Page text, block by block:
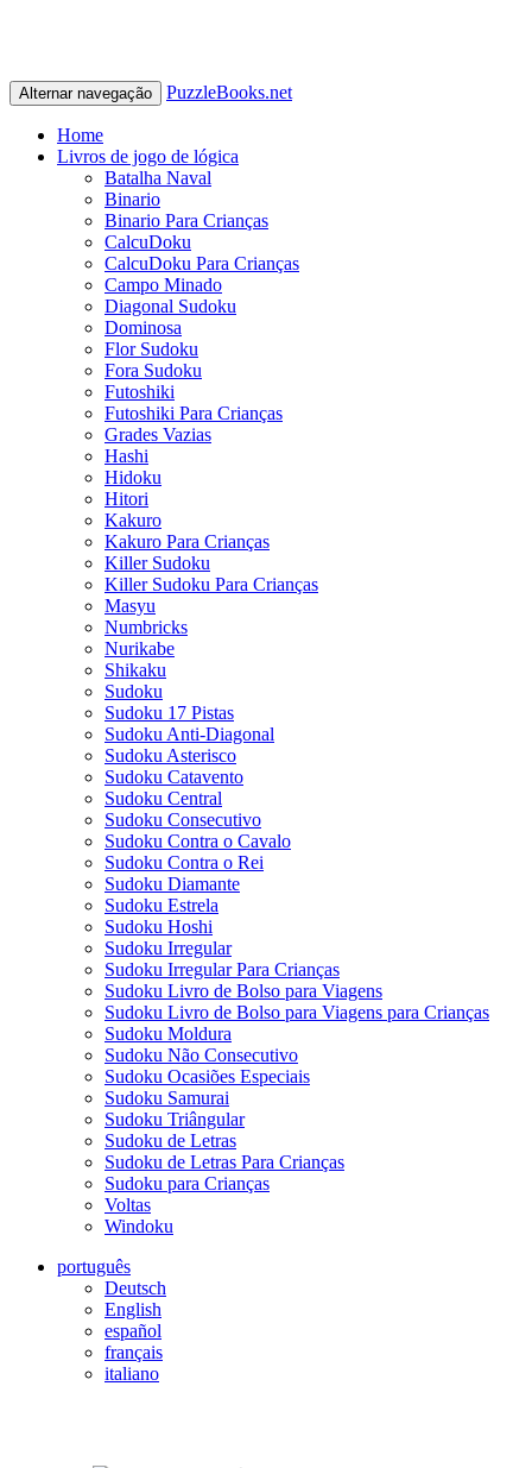
Alternar navegação PuzzleBooks.net
Home
Livros de jogo de lógica
Batalha Naval
Binario
Binario Para Crianças
CalcuDoku
CalcuDoku Para Crianças
Campo Minado
Diagonal Sudoku
Dominosa
Flor Sudoku
Fora Sudoku
Futoshiki
Futoshiki Para Crianças
Grades Vazias
Hashi
Hidoku
Hitori
Kakuro
Kakuro Para Crianças
Killer Sudoku
Killer Sudoku Para Crianças
Masyu
Numbricks
Nurikabe
Shikaku
Sudoku
Sudoku 17 Pistas
Sudoku Anti-Diagonal
Sudoku Asterisco
Sudoku Catavento
Sudoku Central
Sudoku Consecutivo
Sudoku Contra o Cavalo
Sudoku Contra o Rei
Sudoku Diamante
Sudoku Estrela
Sudoku Hoshi
Sudoku Irregular
Sudoku Irregular Para Crianças
Sudoku Livro de Bolso para Viagens
Sudoku Livro de Bolso para Viagens para Crianças
Sudoku Moldura
Sudoku Não Consecutivo
Sudoku Ocasiões Especiais
Sudoku Samurai
Sudoku Triângular
Sudoku de Letras
Sudoku de Letras Para Crianças
Sudoku para Crianças
Voltas
Windoku
português
Deutsch
English
español
français
italiano